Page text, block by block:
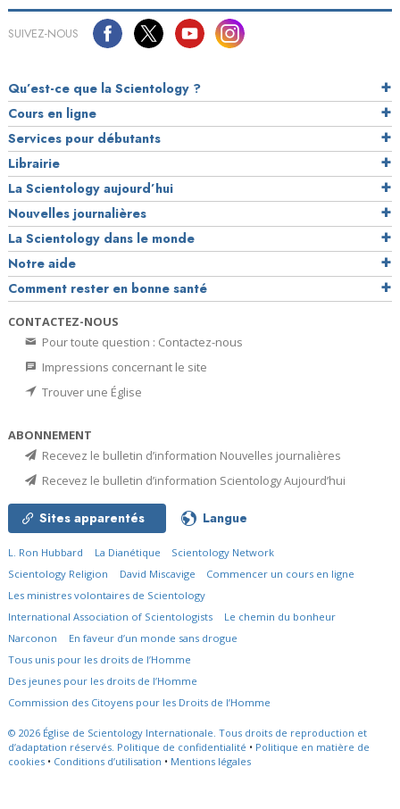
SUIVEZ-NOUS
Qu’est-ce que la Scientology ?
Cours en ligne
Services pour débutants
Librairie
La Scientology aujourd’hui
Nouvelles journalières
La Scientology dans le monde
Notre aide
Comment rester en bonne santé
CONTACTEZ-NOUS
Pour toute question : Contactez-nous
Impressions concernant le site
Trouver une Église
ABONNEMENT
Recevez le bulletin d’information Nouvelles journalières
Recevez le bulletin d’information Scientology Aujourd’hui
Sites apparentés Langue
L. Ron Hubbard La Dianétique
Scientology Network
Scientology Religion
David Miscavige
Commencer un cours en ligne
Les ministres volontaires de Scientology
International Association of Scientologists
Le chemin du bonheur
Narconon
En faveur d’un monde sans drogue
Tous unis pour les droits de l’Homme
Des jeunes pour les droits de l’Homme
Commission des Citoyens pour les Droits de l’Homme
© 2026 Église de Scientology Internationale. Tous droits de reproduction et
d’adaptation réservés. Politique de confidentialité • Politique en matière de
cookies • Conditions d’utilisation • Mentions légales